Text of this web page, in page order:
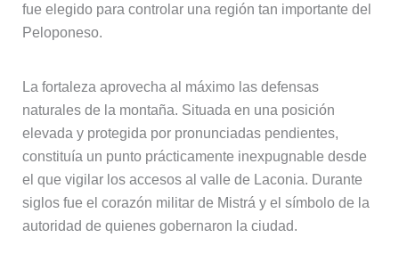
fue elegido para controlar una región tan importante del
Peloponeso.
La fortaleza aprovecha al máximo las defensas
naturales de la montaña. Situada en una posición
elevada y protegida por pronunciadas pendientes,
constituía un punto prácticamente inexpugnable desde
el que vigilar los accesos al valle de Laconia. Durante
siglos fue el corazón militar de Mistrá y el símbolo de la
autoridad de quienes gobernaron la ciudad.